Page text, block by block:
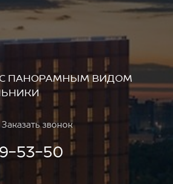
С ПАНОРАМНЫМ ВИДОМ
Заказать звонок
53-50